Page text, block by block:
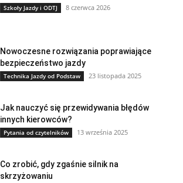
Szkoły Jazdy i ODTJ 8 czerwca 2026
Nowoczesne rozwiązania poprawiające
bezpieczeństwo jazdy
Technika Jazdy od Podstaw 23 listopada 2025
Jak nauczyć się przewidywania błędów
innych kierowców?
Pytania od czytelników 13 września 2025
Co zrobić, gdy zgaśnie silnik na
skrzyżowaniu